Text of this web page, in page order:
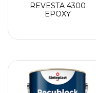
REVESTA 4300
EPOXY